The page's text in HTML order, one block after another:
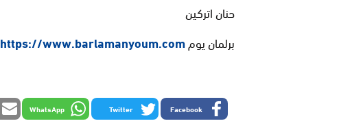
حنان اتركين
برلمان يومhttps://www.barlamanyoum.com/
Facebook
Twitter
WhatsApp